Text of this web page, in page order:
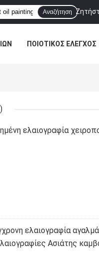
Αναζήτηση
ΠΟΙΟΤΙΚΌΣ ΈΛΕΓΧΟΣ
ελαιογραφία
ελαιογραφία
Ασιάτης